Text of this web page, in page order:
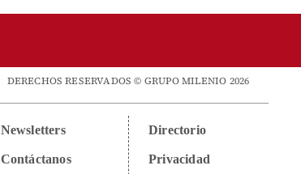
DERECHOS RESERVADOS © GRUPO MILENIO 2026
Newsletters
Contáctanos
Directorio
Privacidad